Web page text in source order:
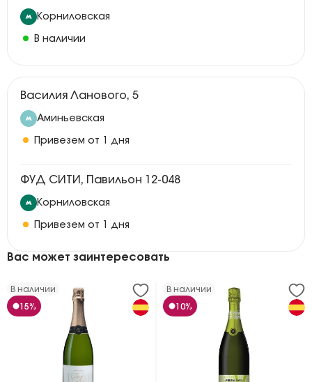
Корниловская
В наличии
Василия Ланового, 5
Аминьевская
Привезем от 1 дня
ФУД СИТИ, Павильон 12-048
Корниловская
Привезем от 1 дня
Вас может заинтересовать
В наличии
15%
В наличии
10%